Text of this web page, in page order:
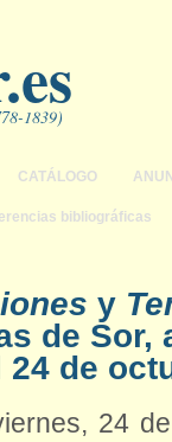
1839)
CATÁLOGO
bibliográficas
y
de Sor,
de
24